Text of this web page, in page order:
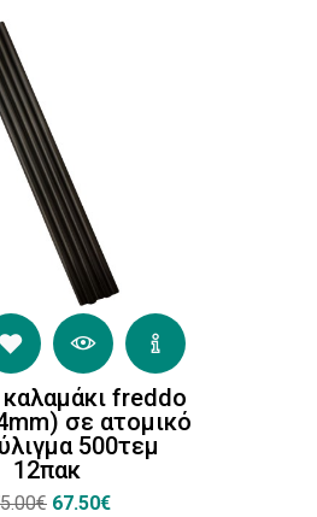
freddo
σε ατομικό
500τεμ
12πακ
67.50€